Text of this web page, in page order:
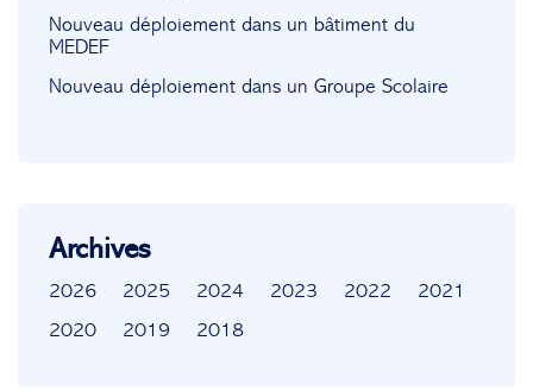
Nouveau déploiement dans un bâtiment du
MEDEF
Nouveau déploiement dans un Groupe Scolaire
Archives
2026 2025 2024 2023 2022
2021
2020
2019 2018